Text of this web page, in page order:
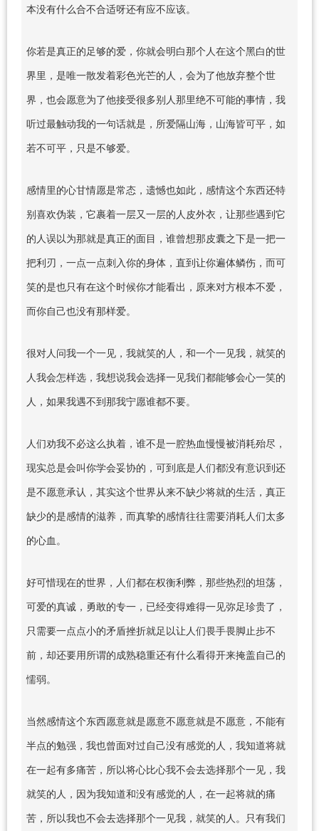
本没有什么合不合适呀还有应不应该。
你若是真正的足够的爱，你就会明白那个人在这个黑白的世
界里，是唯一散发着彩色光芒的人，会为了他放弃整个世
界，也会愿意为了他接受很多别人那里绝不可能的事情，我
听过最触动我的一句话就是，所爱隔山海，山海皆可平，如
若不可平，只是不够爱。
感情里的心甘情愿是常态，遗憾也如此，感情这个东西还特
别喜欢伪装，它裹着一层又一层的人皮外衣，让那些遇到它
的人误以为那就是真正的面目，谁曾想那皮囊之下是一把一
把利刃，一点一点刺入你的身体，直到让你遍体鳞伤，而可
笑的是也只有在这个时候你才能看出，原来对方根本不爱，
而你自己也没有那样爱。
很对人问我一个一见，我就笑的人，和一个一见我，就笑的
人我会怎样选，我想说我会选择一见我们都能够会心一笑的
人，如果我遇不到那我宁愿谁都不要。
人们劝我不必这么执着，谁不是一腔热血慢慢被消耗殆尽，
现实总是会叫你学会妥协的，可到底是人们都没有意识到还
是不愿意承认，其实这个世界从来不缺少将就的生活，真正
缺少的是感情的滋养，而真挚的感情往往需要消耗人们太多
的心血。
好可惜现在的世界，人们都在权衡利弊，那些热烈的坦荡，
可爱的真诚，勇敢的专一，已经变得难得一见弥足珍贵了，
只需要一点点小的矛盾挫折就足以让人们畏手畏脚止步不
前，却还要用所谓的成熟稳重还有什么看得开来掩盖自己的
懦弱。
当然感情这个东西愿意就是愿意不愿意就是不愿意，不能有
半点的勉强，我也曾面对过自己没有感觉的人，我知道将就
在一起有多痛苦，所以将心比心我不会去选择那个一见，我
就笑的人，因为我知道和没有感觉的人，在一起将就的痛
苦，所以我也不会去选择那个一见我，就笑的人。只有我们